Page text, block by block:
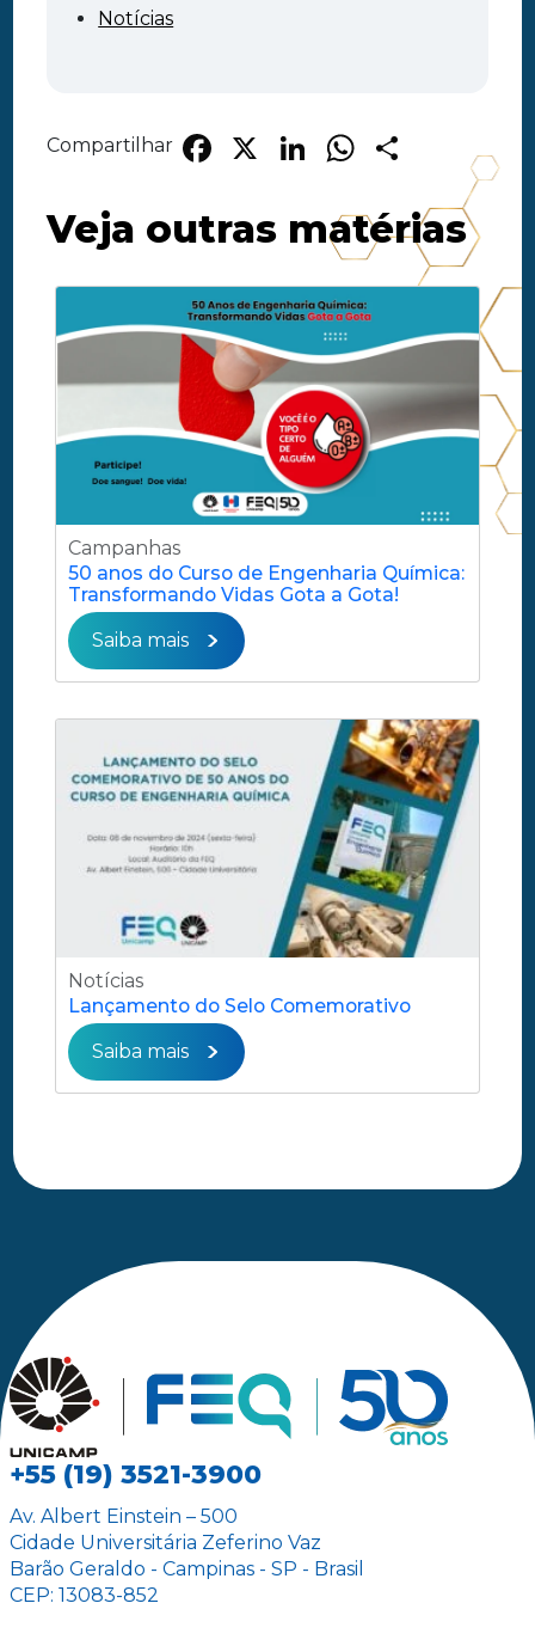
Notícias
Compartilhar Facebook
X LinkedIn
Share
Veja outras matérias
Campanhas
50 anos do Curso de Engenharia Química:
Transformando Vidas Gota a Gota!
Saiba mais
Notícias
Lançamento do Selo Comemorativo
Saiba mais
+55 (19) 3521-3900
Av. Albert Einstein – 500
Cidade Universitária Zeferino Vaz
Barão Geraldo - Campinas - SP - Brasil
CEP: 13083-852